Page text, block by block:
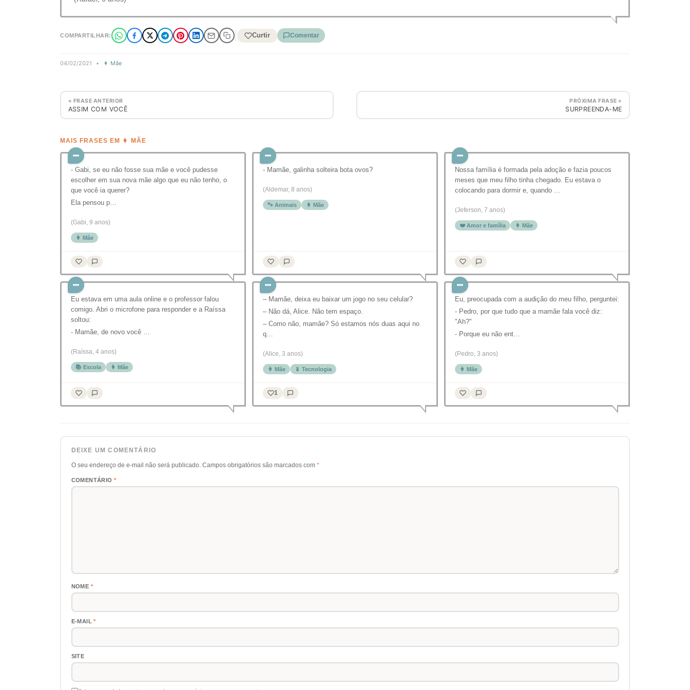
COMPARTILHAR: Curtir Comentar
04/02/2021 • 👩 Mãe
« FRASE ANTERIOR
ASSIM COM VOCÊ
PRÓXIMA FRASE »
SURPREENDA-ME
MAIS FRASES EM 👩 MÃE
- Gabi, se eu não fosse sua mãe e você pudesse
escolher em sua nova mãe algo que eu não tenho, o
que você ia querer?
Ela pensou p…
(Gabi, 9 anos)
👩 Mãe
- Mamãe, galinha solteira bota ovos?
(Aldemar, 8 anos)
🐾 Animais 👩 Mãe
Nossa família é formada pela adoção e fazia poucos
meses que meu filho tinha chegado. Eu estava o
colocando para dormir e, quando …
(Jeferson, 7 anos)
❤️ Amor e família 👩 Mãe
Eu estava em uma aula online e o professor falou
comigo. Abri o microfone para responder e a Raíssa
soltou:
- Mamãe, de novo você …
(Raíssa, 4 anos)
📚 Escola 👩 Mãe
– Mamãe, deixa eu baixar um jogo no seu celular?
– Não dá, Alice. Não tem espaço.
– Como não, mamãe? Só estamos nós duas aqui no
q…
(Alice, 3 anos)
👩 Mãe 📱 Tecnologia
1
Eu, preocupada com a audição do meu filho, perguntei:
- Pedro, por que tudo que a mamãe fala você diz:
"Ah?"
- Porque eu não ent…
(Pedro, 3 anos)
👩 Mãe
DEIXE UM COMENTÁRIO
O seu endereço de e-mail não será publicado. Campos obrigatórios são marcados com *
COMENTÁRIO *
NOME *
E-MAIL*
SITE